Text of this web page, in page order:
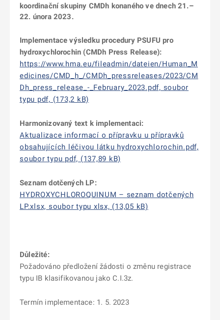
koordinační skupiny CMDh konaného ve dnech 21.–
22. února 2023.
Implementace výsledku procedury PSUFU pro
hydroxychlorochin (CMDh Press Release):
https://www.hma.eu/fileadmin/dateien/Human_M
edicines/CMD_h_/CMDh_pressreleases/2023/CM
Dh_press_release_-_February_2023.pdf, soubor
typu pdf, (173,2 kB)
Harmonizovaný text k implementaci:
Aktualizace informací o přípravku u přípravků
obsahujících léčivou látku hydroxychlorochin.pdf,
soubor typu pdf, (137,89 kB)
Seznam dotčených LP:
HYDROXYCHLOROQUINUM – seznam dotčených
LP.xlsx, soubor typu xlsx, (13,05 kB)
Důležité:
Požadováno předložení žádosti o změnu registrace
typu IB klasifikovanou jako C.I.3z.
Termín implementace: 1. 5. 2023